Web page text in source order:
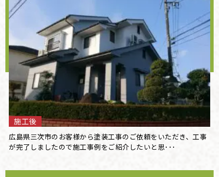
施工後
広島県三次市のお客様から塗装工事のご依頼をいただき、工事
が完了しましたので施工事例をご紹介したいと思･･･